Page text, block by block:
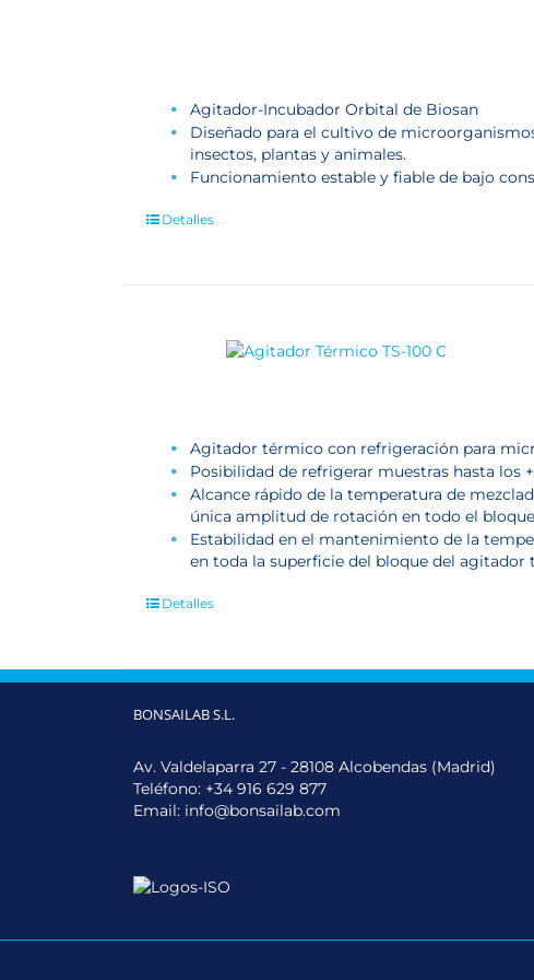
Agitador-Incubador Orbital de Biosan
Diseñado para el cultivo de
insectos, plantas y animales.
Funcionamiento estable y fiable de bajo
Detalles
Agitador térmico con refrigeración para
Posibilidad de refrigerar muestras hasta los
Alcance rápido de la temperatura de
única amplitud de rotación en todo el
Estabilidad en el mantenimiento de la
en toda la superficie del bloque del agitador
Detalles
BONSAILAB S.L.
Av. Valdelaparra 27 - 28108 Alcobendas (Madrid)
Teléfono: +34 916 629 877
Email: info@bonsailab.com